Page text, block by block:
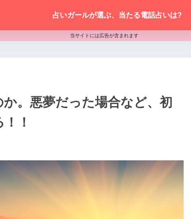
占いガールが選ぶ、当たる電話占いは?
当サイトには広告が含まれます
。悪夢だった場合など、初
！